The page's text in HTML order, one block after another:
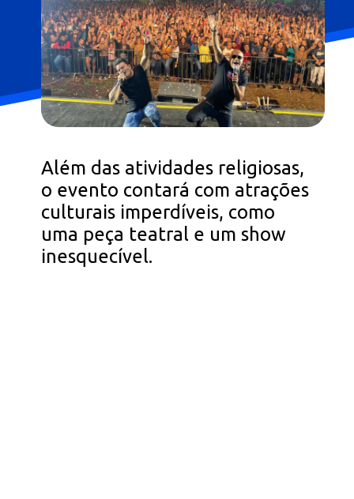
Além das atividades religiosas,
o evento contará com atrações
culturais imperdíveis, como
uma peça teatral e um show
inesquecível.